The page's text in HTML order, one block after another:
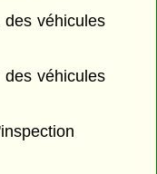
des véhicules
des véhicules